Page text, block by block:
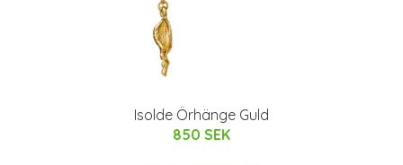
Isolde Örhänge Guld
850 SEK